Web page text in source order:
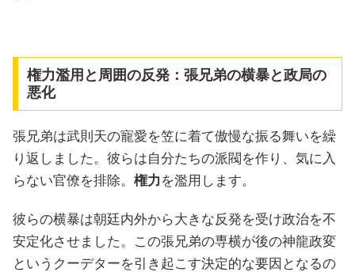
権力濫用と周囲の反発：張兄弟の横暴と政局の
悪化
張兄弟は武則天の寵愛を笠に着て傲慢な振る舞いを繰
り返しました。彼らは自分たちの派閥を作り、気に入
らない官僚を排除。 権力 を濫用します。
彼らの横暴は朝廷内外から大きな反発を受け政治を不
安定化させました。この張兄弟の専横が後の神龍政変
というクーデターを引き起こす決定的な要因となるの